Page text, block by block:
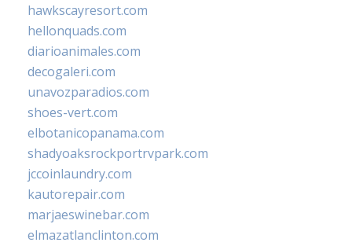
hawkscayresort.com
hellonquads.com
diarioanimales.com
decogaleri.com
unavozparadios.com
shoes-vert.com
elbotanicopanama.com
shadyoaksrockportrvpark.com
jccoinlaundry.com
kautorepair.com
marjaeswinebar.com
elmazatlanclinton.com